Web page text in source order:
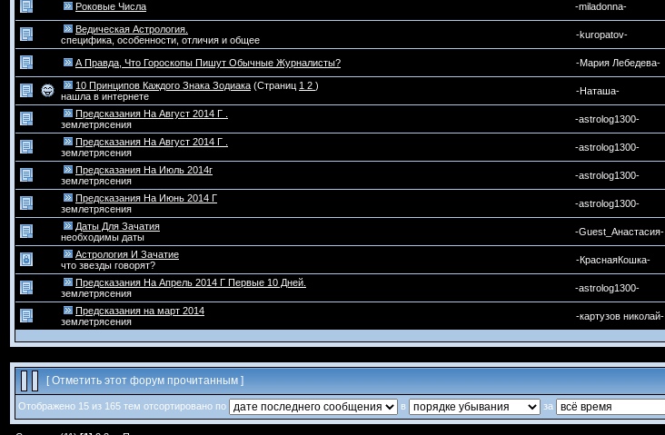
Роковые Числа -miladonna-
Ведическая Астрология.
специфика, особенности, отличия и общее
-kuropatov-
А Правда, Что Гороскопы Пишут Обычные Журналисты? -Мария Лебедева-
10 Принципов Каждого Знака Зодиака (Страниц 1 2 )
нашла в интернете
-Наташа-
Предсказания На Август 2014 Г .
землетрясения
-astrolog1300-
Предсказания На Август 2014 Г .
землетрясения
-astrolog1300-
Предсказания На Июль 2014г
землетрясения
-astrolog1300-
Предсказания На Июнь 2014 Г
землетрясения
-astrolog1300-
Даты Для Зачатия
необходимы даты
-Guest_Анастасия-
Астрология И Зачатие
что звезды говорят?
-КраснаяКошка-
Предсказания На Апрель 2014 Г Первые 10 Дней.
землетрясения
-astrolog1300-
Предсказания на март 2014
землетрясения
-картузов николай-
[Отметить этот форум прочитанным ]
Отображено 15 из 165 тем отсортировано по в за